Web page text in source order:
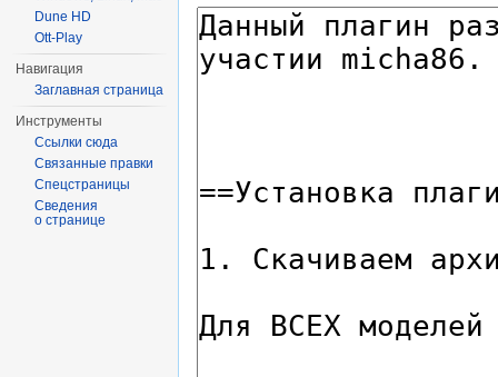
Dune HD
Ott-Play
Навигация
Заглавная страница
Инструменты
Ссылки сюда
Связанные правки
Спецстраницы
Сведения
о странице